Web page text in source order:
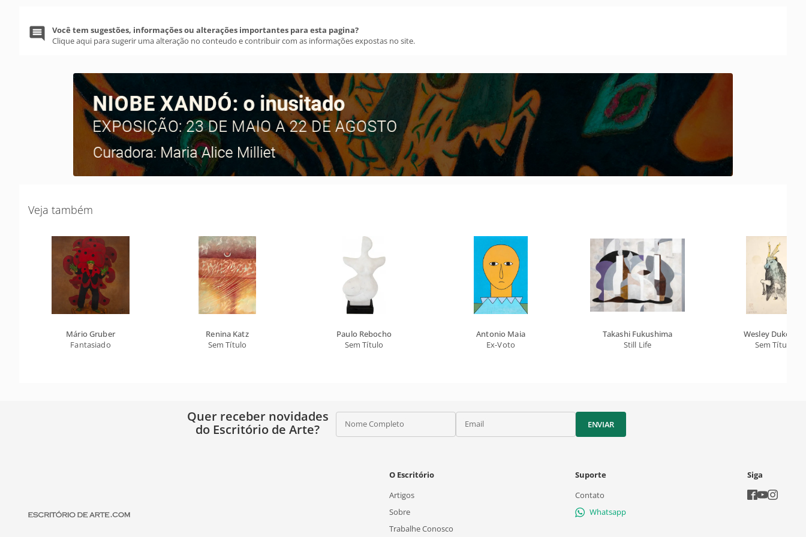
Você tem sugestões, informações ou alterações importantes para esta pagina?
Clique aqui para sugerir uma alteração no conteudo e contribuir com as informações expostas no site.
Veja também
Mário Gruber
Fantasiado
Renina Katz
Sem Título
Paulo Rebocho
Sem Título
Antonio Maia
Ex-Voto
Takashi Fukushima
Still Life
Wesley Duke Lee
Sem Título
Quer receber novidades
do Escritório de Arte?
Nome Completo Email ENVIAR
O Escritório
Artigos
Sobre
Trabalhe Conosco
Suporte
Contato
Whatsapp
Siga